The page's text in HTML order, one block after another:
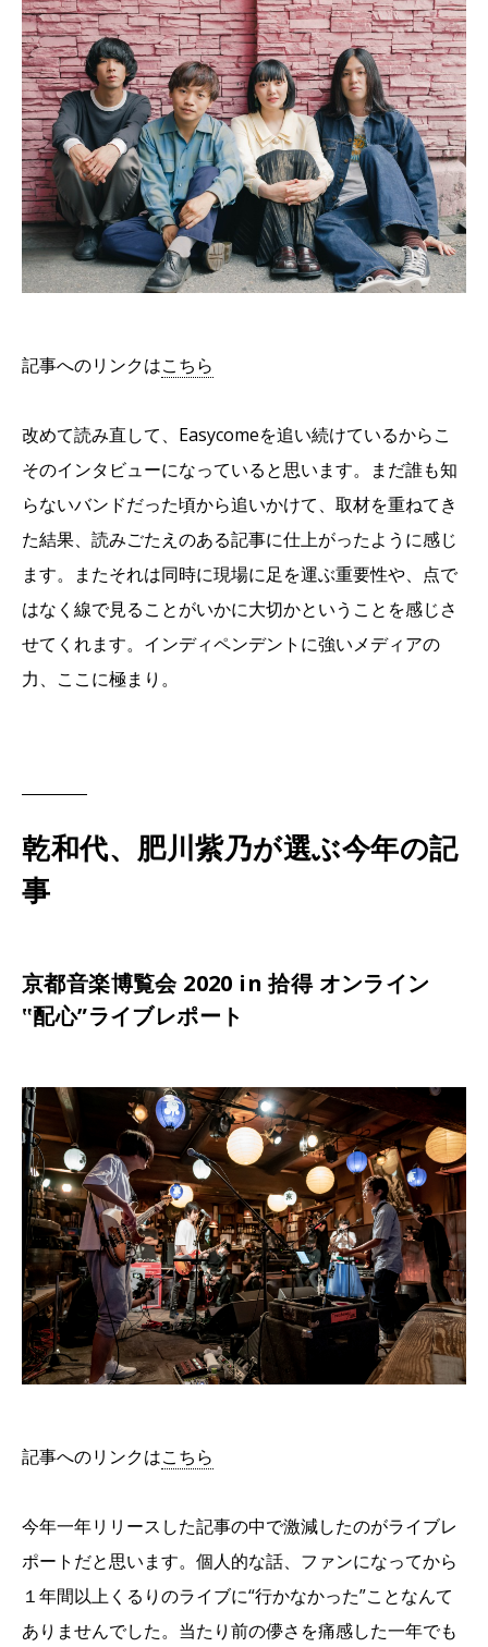
記事へのリンクはこちら
改めて読み直して、Easycomeを追い続けているからこ
そのインタビューになっていると思います。まだ誰も知
らないバンドだった頃から追いかけて、取材を重ねてき
た結果、読みごたえのある記事に仕上がったように感じ
ます。またそれは同時に現場に足を運ぶ重要性や、点で
はなく線で見ることがいかに大切かということを感じさ
せてくれます。インディペンデントに強いメディアの
力、ここに極まり。
乾和代、肥川紫乃が選ぶ今年の記
事
京都音楽博覧会 2020 in 拾得 オンライン
‟配心”ライブレポート
記事へのリンクはこちら
今年一年リリースした記事の中で激減したのがライブレ
ポートだと思います。個人的な話、ファンになってから
１年間以上くるりのライブに“行かなかった”ことなんて
ありませんでした。当たり前の儚さを痛感した一年でも